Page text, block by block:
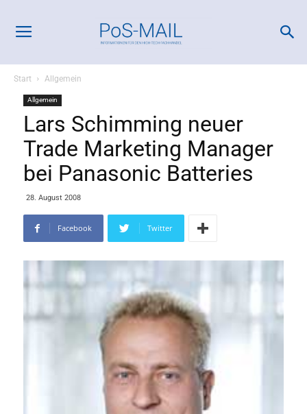
Start Allgemein
Allgemein
Lars Schimming neuer
Trade Marketing Manager
bei Panasonic Batteries
28. August 2008
Facebook Twitter